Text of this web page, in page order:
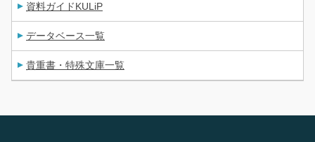
資料ガイドKULiP
データベース一覧
貴重書・特殊文庫一覧